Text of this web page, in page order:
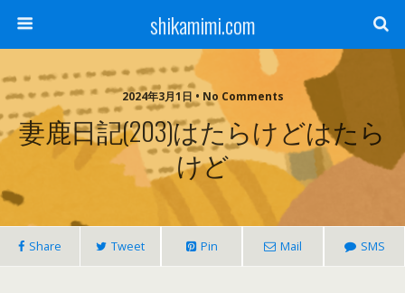
shikamimi.com
2024年3月1日 • No Comments
妻鹿日記(203)はたらけどはたら
けど
Share Tweet Pin Mail SMS